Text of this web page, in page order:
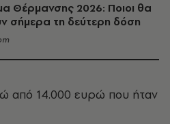
Θέρμανσης 2026: Ποιοι θα
σήμερα τη δεύτερη δόση
από 14.000 ευρώ που ήταν